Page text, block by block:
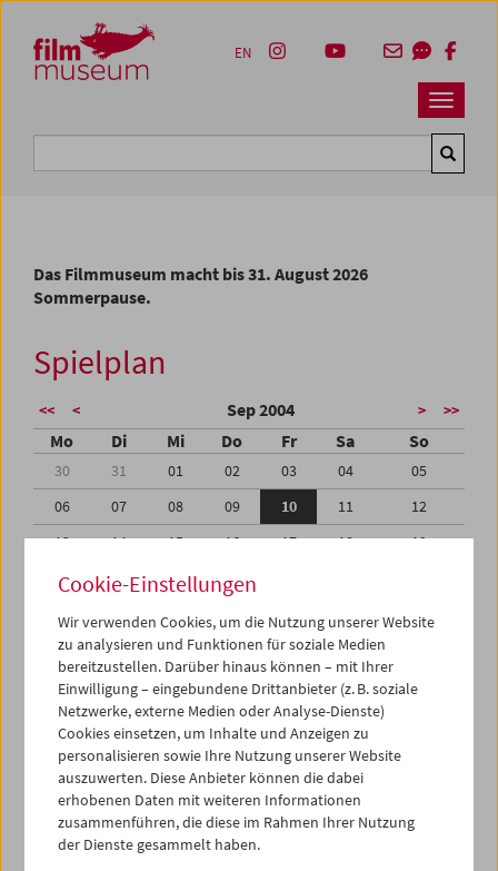
Zum Inhalt
Zum Hauptmenü
Zur Servicenavigation
Zum Suche
Navbar
EN
Das Filmmuseum macht bis 31. August 2026
Sommerpause.
Spielplan
<< < Sep 2004 > >>
Mo Di Mi Do Fr Sa So
30 31 01 02 03 04
05
06
07 08 09 10 11
12
13
14 15 16 17 18
19
20
21 22 23
27
29 01
03
04
05 06 07 08 09
iCalender
Programmheft-PDF
English language or subtitles
< Vorherige Woche
Cookie-Einstellungen
Wir verwenden Cookies, um die Nutzung unserer Website
zu analysieren und Funktionen für soziale Medien
bereitzustellen. Darüber hinaus können – mit Ihrer
Einwilligung – eingebundene Drittanbieter (z. B. soziale
Netzwerke, externe Medien oder Analyse-Dienste)
Cookies einsetzen, um Inhalte und Anzeigen zu
personalisieren sowie Ihre Nutzung unserer Website
auszuwerten. Diese Anbieter können die dabei
erhobenen Daten mit weiteren Informationen
zusammenführen, die diese im Rahmen Ihrer Nutzung
der Dienste gesammelt haben.